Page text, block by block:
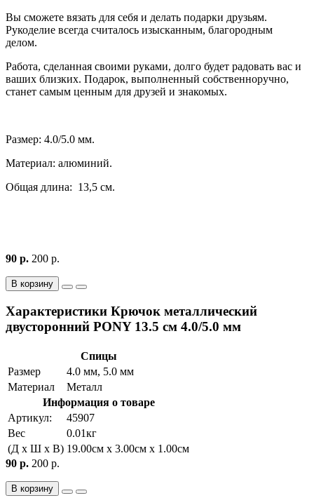
Вы сможете вязать для себя и делать подарки друзьям.
Рукоделие всегда считалось изысканным, благородным
делом.
Работа, сделанная своими руками, долго будет радовать вас и
ваших близких. Подарок, выполненный собственноручно,
станет самым ценным для друзей и знакомых.
Размер: 4.0/5.0 мм.
Материал: алюминий.
Общая длина: 13,5 см.
90 р. 200 р.
В корзину
Характеристики Крючок металлический
двусторонний PONY 13.5 см 4.0/5.0 мм
Спицы
Размер
4.0 мм, 5.0 мм
Материал
Металл
Информация о товаре
Артикул:
45907
Вес
0.01кг
(Д x Ш x В) 19.00см x 3.00см x 1.00см
90 р. 200 р.
В корзину